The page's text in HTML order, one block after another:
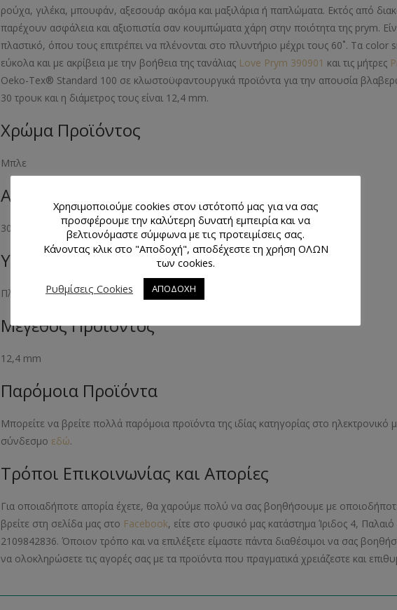
ρούχα, γιλέκα, μπουφάν, αξεσουάρ ακόμα και μαξιλάρια ή παπλώματα. Εκτός από
παρέχουν ασφάλεια και αξιοπιστία σαν κουμπώματα χάρη στην ποιότητα της prym.
πλαστικό, όπου τους επιτρέπει να πλένονται στο πλυντήριο μέχρι τους 60˚. Τα
εύκολα και με ακρίβεια με την βοήθεια της τανάλιας Love Prym 390901 και τις μήτρες
Oeko-Tex® Standard 100 σε κλωστοϋφαντουργικά προϊόντα για την απουσία
30 τρουκ και η διάμετρος τους είναι 12,4 mm.
Χρώμα Προϊόντος
Μπλε
Αριθμός Τεμαχίων Προϊόντος
30 τεμάχια
Υλικό Προϊόντος
Πλαστικό
Μέγεθος Προϊόντος
12,4 mm
Παρόμοια Προϊόντα
Μπορείτε να βρείτε πολλά παρόμοια προϊόντα της ιδίας κατηγορίας στο
σύνδεσμο εδώ.
Τρόποι Επικοινωνίας και Απορίες
Για οποιαδήποτε απορία έχετε, θα χαρούμε πολύ να σας βοηθήσουμε με
βρείτε στη σελίδα μας στο Facebook, είτε στο φυσικό μας κατάστημα Ίριδος 4,
2109842836. Όποιον τρόπο και να επιλέξετε είμαστε πάντα διαθέσιμοι να σας
να ολοκληρώσετε τις αγορές σας με τα προϊόντα που πραγματικά χρειάζεστε και
Χρησιμοποιούμε cookies στον ιστότοπό μας για να σας
προσφέρουμε την καλύτερη δυνατή εμπειρία και να
βελτιονόμαστε σύμφωνα με τις προτειμίσεις σας.
Κάνοντας κλικ στο "Αποδοχή", αποδέχεστε τη χρήση ΟΛΩΝ
των cookies.
Ρυθμίσεις Cookies
ΑΠΟΔΟΧΗ